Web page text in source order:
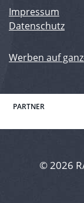
Impressum
Datenschutz
Werben auf
PARTNER
© 2026